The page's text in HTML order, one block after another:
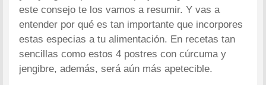
este consejo te los vamos a resumir. Y vas a
entender por qué es tan importante que incorpores
estas especias a tu alimentación. En recetas tan
sencillas como estos 4 postres con cúrcuma y
jengibre, además, será aún más apetecible.